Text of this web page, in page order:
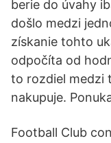
berie do úvahy
došlo medzi
získanie tohto
odpočíta od
to rozdiel medzi
nakupuje.
Football Club